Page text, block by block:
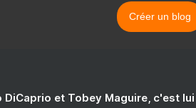
Créer un blog
DiCaprio et Tobey Maguire, c'est